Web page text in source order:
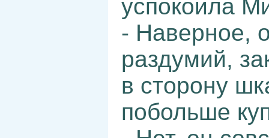
успокоила
- Наверное,
раздумий,
в сторону
побольше